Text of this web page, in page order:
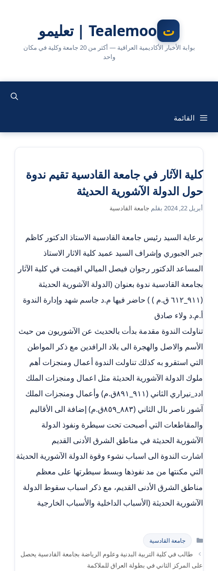
Tealemoo | تعليمو
بوابة الأخبار الأكاديمية العراقية — أكثر من 20 جامعة وكلية في مكان
واحد
القائمة
كلية الآثار في جامعة القادسية تقيم ندوة
حول الدولة الآشورية الحديثة
أبريل 22, 2024 بقلم جامعة القادسية
برعاية السيد رئيس جامعة القادسية الاستاذ الدكتور كاظم
جبر الجبوري وإشراف السيد عميد كلية الاثار الاستاذ
المساعد الدكتور رجوان فيصل الميالي اقيمت في كلية الآثار
بجامعة القادسية ندوة بعنوان (الدولة الآشورية الحديثة
(٩١١_٦١٢ ق.م ) ) حاضر فيها م.د جاسم شهد وإدارة الندوة
أ.م.د ولاء صادق
تناولت الندوة مقدمة بدأت بالحديث عن الآشوريون من حيث
الأسم والاصل والهجرة الى بلاد الرافدين مع ذكر المواطن
التي استقرو به كذلك تناولت الندوة أعمال ومنجزات أهم
ملوك الدولة الآشورية الحديثة مثل اعمال ومنجزات الملك
ادد_نيراري الثاني (٩١١_٨٩١ق.م) وأعمال ومنجزات الملك
آشور ناصر بال الثاني (٨٨٣_٨٥٩ق.م) إضافة الى الأقاليم
والمقاطعات التي أصبحت تحت سيطرة ونفوذ الدولة
الآشورية الحديثة في مناطق الشرق الأدنى القديم
اشارت الندوة الى اسباب نشوء وقوة الدولة الآشورية الحديثة
التي مكنتها من مد نفوذها وبسط سيطرتها على معظم
مناطق الشرق الأدنى القديم، مع ذكر اسباب سقوط الدولة
الآشورية الحديثة (الأسباب الداخلية والأسباب الخارجية
التصنيفات
جامعة القادسية
طالب في كلية التربية البدنية وعلوم الرياضة بجامعة القادسية يحصل
على المركز الثاني في بطولة العراق للملاكمة